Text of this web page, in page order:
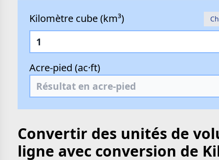
Kilomètre cube (km³)
Acre-pied (ac·ft)
Convertir des unités de
ligne avec conversion de